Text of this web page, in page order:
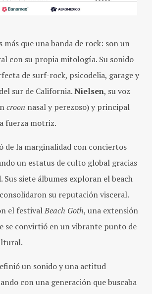
más que una banda de rock: son un
con su propia mitología. Su sonido
de surf-rock, psicodelia, garage y
sur de California.Nielsen, su voz
croon nasal y perezoso) y principal
fuerza motriz.
de la marginalidad con conciertos
un estatus de culto global gracias
Sus siete álbumes exploran el beach
su reputación visceral.
el festivalBeach Goth, una extensión
se convirtió en un vibrante punto de
un sonido y una actitud
con una generación que buscaba